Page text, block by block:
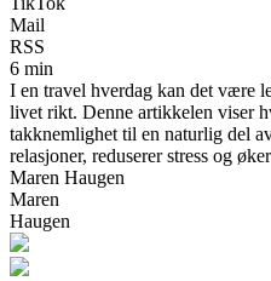
Mail
RSS
6 min
I en travel hverdag kan det være
livet rikt. Denne artikkelen viser
takknemlighet til en naturlig del
relasjoner, reduserer stress og
Maren Haugen
Maren
Haugen